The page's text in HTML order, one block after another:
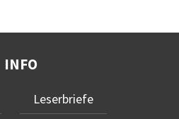
INFO
Leserbriefe